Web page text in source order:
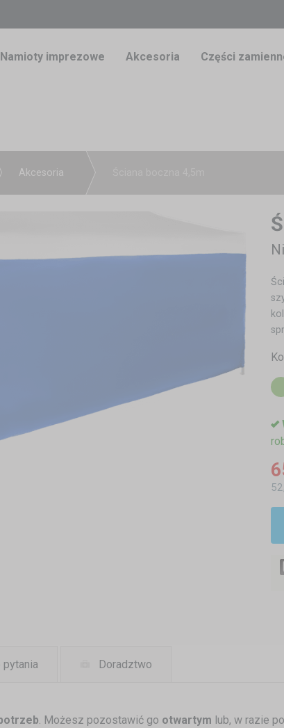
Namioty imprezowe Akcesoria Części
Akcesoria
pytania Doradztwo
. Możesz pozostawić go otwartym lub, w razie